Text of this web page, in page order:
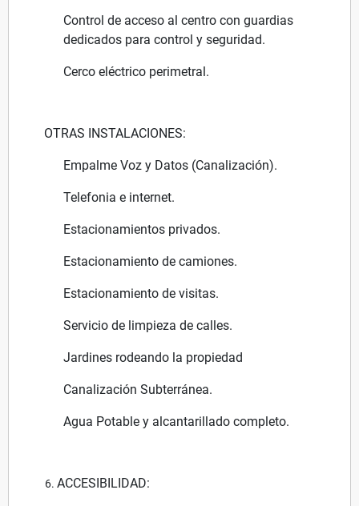
Control de acceso al centro con guardias
dedicados para control y seguridad.
Cerco eléctrico perimetral.
OTRAS INSTALACIONES:
Empalme Voz y Datos (Canalización).
Telefonia e internet.
Estacionamientos privados.
Estacionamiento de camiones.
Estacionamiento de visitas.
Servicio de limpieza de calles.
Jardines rodeando la propiedad
Canalización Subterránea.
Agua Potable y alcantarillado completo.
ACCESIBILIDAD: